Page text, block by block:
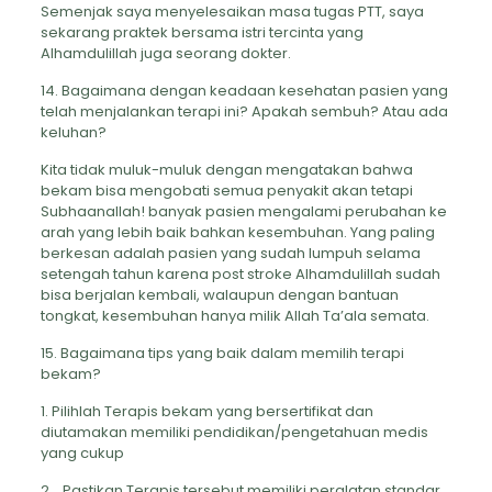
Semenjak saya menyelesaikan masa tugas PTT, saya
sekarang praktek bersama istri tercinta yang
Alhamdulillah juga seorang dokter.
14. Bagaimana dengan keadaan kesehatan pasien yang
telah menjalankan terapi ini? Apakah sembuh? Atau ada
keluhan?
Kita tidak muluk-muluk dengan mengatakan bahwa
bekam bisa mengobati semua penyakit akan tetapi
Subhaanallah! banyak pasien mengalami perubahan ke
arah yang lebih baik bahkan kesembuhan. Yang paling
berkesan adalah pasien yang sudah lumpuh selama
setengah tahun karena post stroke Alhamdulillah sudah
bisa berjalan kembali, walaupun dengan bantuan
tongkat, kesembuhan hanya milik Allah Ta’ala semata.
15. Bagaimana tips yang baik dalam memilih terapi
bekam?
1. Pilihlah Terapis bekam yang bersertifikat dan
diutamakan memiliki pendidikan/pengetahuan medis
yang cukup